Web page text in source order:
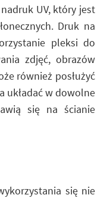
UV, który jest
Druk na
pleksi do
zdjęć, obrazów
również posłużyć
układać w dowolne
się na ścianie
się nie